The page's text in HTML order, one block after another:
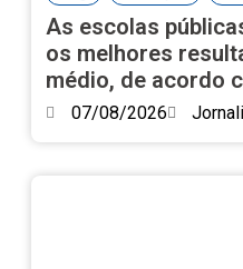
As escolas
os melhores
médio, de acordo
07/08/2026